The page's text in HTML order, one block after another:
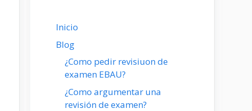
Inicio
Blog
¿Como pedir revisiuon de
examen EBAU?
¿Como argumentar una
revisión de examen?